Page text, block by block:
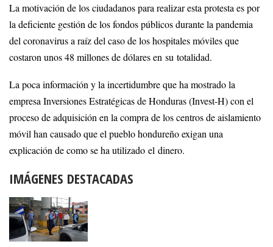
La motivación de los ciudadanos para realizar esta protesta es por
la deficiente gestión de los fondos públicos durante la pandemia
del coronavirus a raíz del caso de los hospitales móviles que
costaron unos 48 millones de dólares en su totalidad.
La poca información y la incertidumbre que ha mostrado la
empresa Inversiones Estratégicas de Honduras (Invest-H) con el
proceso de adquisición en la compra de los centros de aislamiento
móvil han causado que el pueblo hondureño exigan una
explicación de como se ha utilizado el dinero.
IMÁGENES DESTACADAS